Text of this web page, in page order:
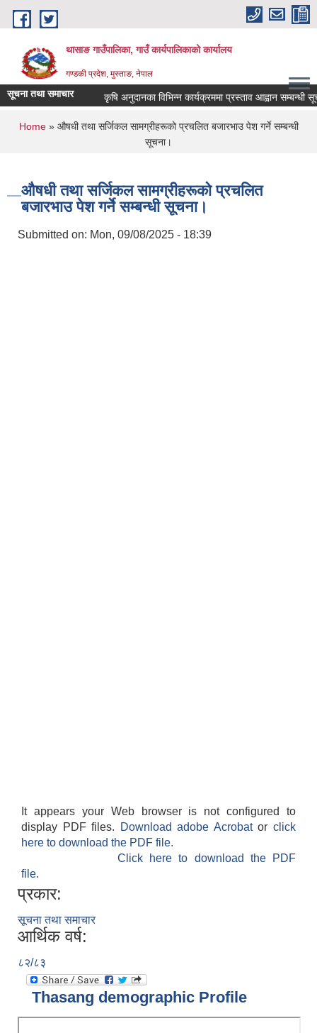
Skip to main content
थासाङ गाउँपालिका, गाउँ कार्यपालिकाको कार्यालय
गण्डकी प्रदेश, मुस्ताङ, नेपाल
सूचना तथा समाचार कृषि अनुदानका विभिन्न कार्यक्रममा प्रस्ताव आह्वान सम्बन्धी सूचना।
You are here
Home» औषधी तथा सर्जिकल सामग्रीहरूको प्रचलित बजारभाउ पेश गर्ने सम्बन्धी
सूचना।
औषधी तथा सर्जिकल सामग्रीहरूको प्रचलित
बजारभाउ पेश गर्ने सम्बन्धी सूचना।
Submitted on: Mon, 09/08/2025 - 18:39
It appears your Web browser is not configured to
display PDF files.
Download adobe Acrobatorclick
here to download the PDF file.
Click here to download the PDF
file.
प्रकार:
सूचना तथा समाचार
आर्थिक वर्ष:
८२/८३
Thasang demographic Profile